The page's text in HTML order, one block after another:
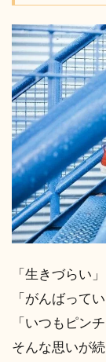
「生きづらい」
「がんばって
「いつもピンチ
そんな思いが